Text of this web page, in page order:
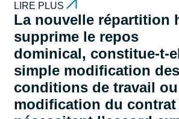
LIRE PLUS
La nouvelle répartition
supprime le repos
dominical, constitue-t-
simple modification des
conditions de travail
modification du contrat